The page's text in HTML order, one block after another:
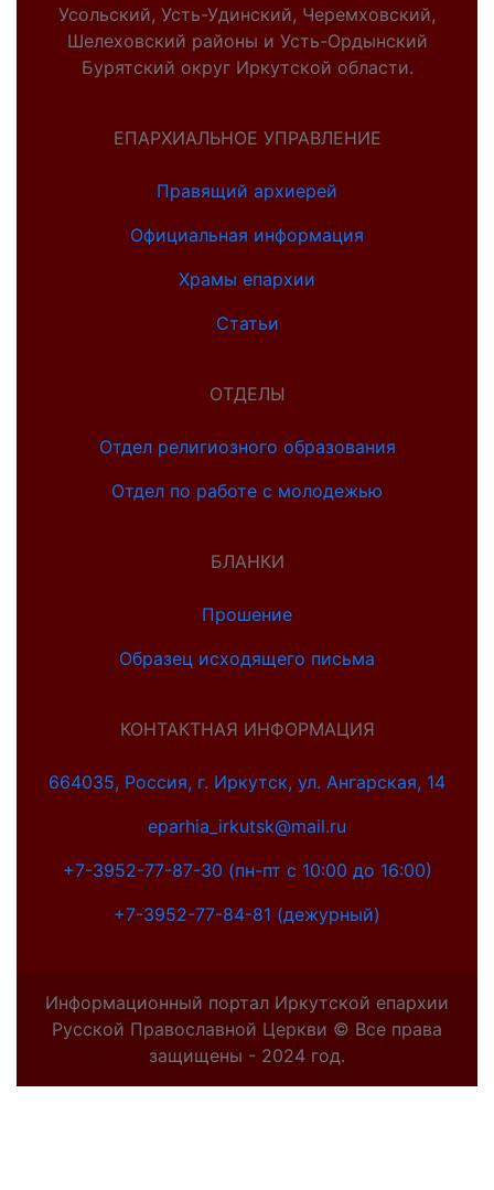
Усольский, Усть-Удинский, Черемховский,
Шелеховский районы и Усть-Ордынский
Бурятский округ Иркутской области.
ЕПАРХИАЛЬНОЕ УПРАВЛЕНИЕ
Правящий архиерей
Официальная информация
Храмы епархии
Статьи
ОТДЕЛЫ
Отдел религиозного образования
Отдел по работе с молодежью
БЛАНКИ
Прошение
Образец исходящего письма
КОНТАКТНАЯ ИНФОРМАЦИЯ
664035, Россия, г. Иркутск, ул. Ангарская, 14
eparhia_irkutsk@mail.ru
+7-3952-77-87-30 (пн-пт с 10:00 до 16:00)
+7-3952-77-84-81 (дежурный)
Информационный портал Иркутской епархии
Русской Православной Церкви © Все права
защищены - 2024 год.